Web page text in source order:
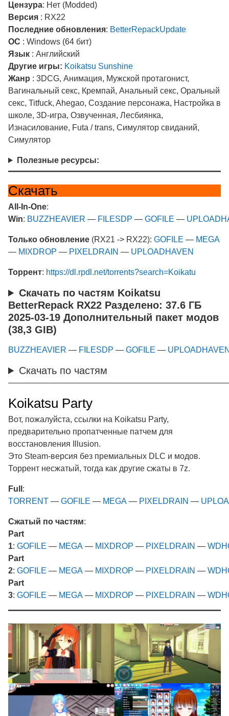
Цензура: Нет (Modded)
Версия : RX22
Последние обновления: BetterRepackUpdate
ОС : Windows (64 бит)
Язык : Английский
Другие игры: Koikatsu Sunshine
Жанр : 3DCG, Анимация, Мужской протагонист,
Вагинальный секс, Кремпай, Анальный секс, Оральный
секс, Titfuck, Ahegao, Создание персонажа, Настройка в
школе, 3D-игра, Озвученная, Лесбиянка,
Изнасилование, Futa / trans, Симулятор свиданий,
Симулятор
Полезные ресурсы:
Скачать
All-In-One:
Win: BUZZHEAVIER — FILESDP — GOFILE —
Только обновление (RX21 -> RX22): GOFILE — MEGA
— MIXDROP — PIXELDRAIN — UPLOADHAVEN
Торрент: https://dl.rpdl.net/torrents?search=Koikatu
Скачать по частям Koikatsu
BetterRepack RX22 Разделено: 37.6 ГБ
2025-03-19 Дополнительный пакет модов
(38,3 GIB)
BUZZHEAVIER — FILESDP — GOFILE —
Скачать по частям
Koikatsu Party
Вот, пожалуйста, ссылки на Koikatsu Party,
предварительно пропатченные патчем для
восстановления Illusion.
Это Steam-версия без премиальных DLC и модов.
Торрент несжатый, тогда как другие сжаты в 7z.
Full :
TORRENT — GOFILE — MEGA — PIXELDRAIN —
Сжатый по частям:
Part
1: GOFILE — MEGA — MIXDROP — PIXELDRAIN —
Part
2: GOFILE — MEGA — MIXDROP — PIXELDRAIN —
Part
3: GOFILE — MEGA — MIXDROP — PIXELDRAIN —